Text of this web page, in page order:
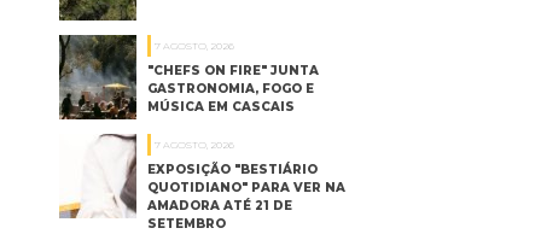
7 AGOSTO, 2026
"CHEFS ON FIRE" JUNTA
GASTRONOMIA, FOGO E
MÚSICA EM CASCAIS
7 AGOSTO, 2026
EXPOSIÇÃO "BESTIÁRIO
QUOTIDIANO" PARA VER NA
AMADORA ATÉ 21 DE
SETEMBRO